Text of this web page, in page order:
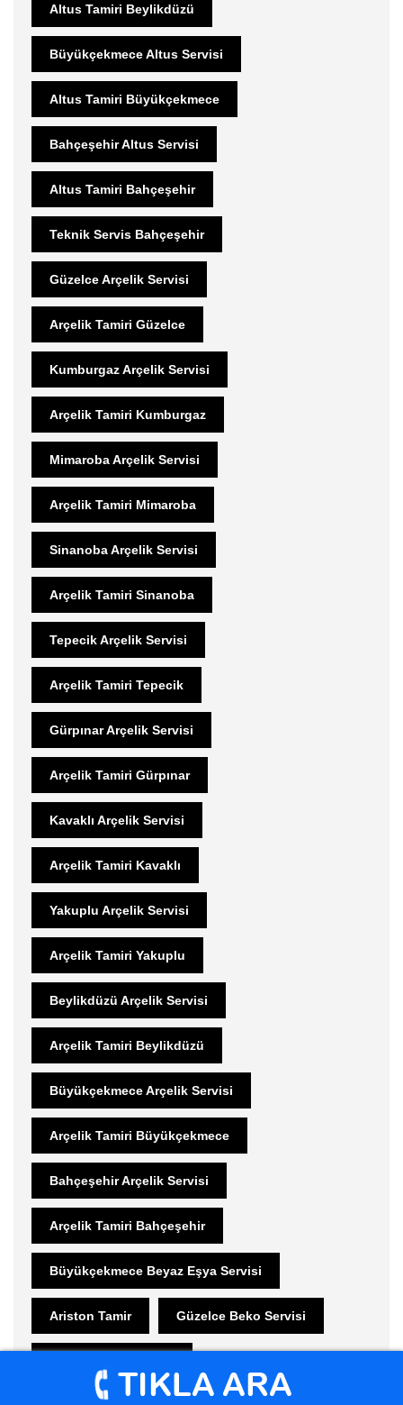
Altus Tamiri Beylikdüzü
Büyükçekmece Altus Servisi
Altus Tamiri Büyükçekmece
Bahçeşehir Altus Servisi
Altus Tamiri Bahçeşehir
Teknik Servis Bahçeşehir
Güzelce Arçelik Servisi
Arçelik Tamiri Güzelce
Kumburgaz Arçelik Servisi
Arçelik Tamiri Kumburgaz
Mimaroba Arçelik Servisi
Arçelik Tamiri Mimaroba
Sinanoba Arçelik Servisi
Arçelik Tamiri Sinanoba
Tepecik Arçelik Servisi
Arçelik Tamiri Tepecik
Gürpınar Arçelik Servisi
Arçelik Tamiri Gürpınar
Kavaklı Arçelik Servisi
Arçelik Tamiri Kavaklı
Yakuplu Arçelik Servisi
Arçelik Tamiri Yakuplu
Beylikdüzü Arçelik Servisi
Arçelik Tamiri Beylikdüzü
Büyükçekmece Arçelik Servisi
Arçelik Tamiri Büyükçekmece
Bahçeşehir Arçelik Servisi
Arçelik Tamiri Bahçeşehir
Büyükçekmece Beyaz Eşya Servisi
Ariston Tamir Güzelce Beko Servisi